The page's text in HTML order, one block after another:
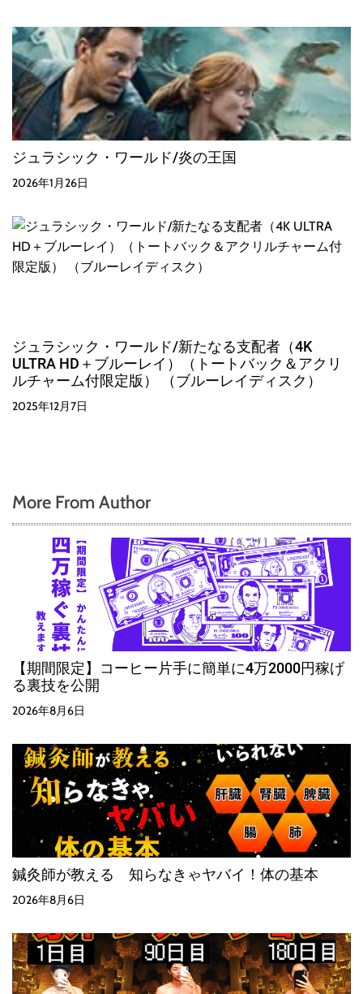
ジュラシック・ワールド/炎の王国
2026年1月26日
ジュラシック・ワールド/新たなる支配者（4K
ULTRA HD＋ブルーレイ）（トートバック＆アクリ
ルチャーム付限定版） （ブルーレイディスク）
2025年12月7日
More From Author
【期間限定】コーヒー片手に簡単に4万2000円稼げ
る裏技を公開
2026年8月6日
鍼灸師が教える 知らなきゃヤバイ！体の基本
2026年8月6日